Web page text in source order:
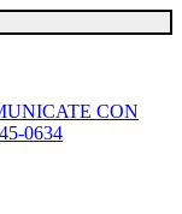
CON
0634